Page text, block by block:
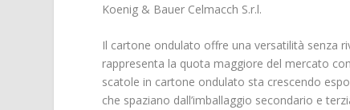
Koenig & Bauer Celmacch S.r.l.
Il cartone ondulato offre una versatilità senza
rappresenta la quota maggiore del mercato
scatole in cartone ondulato sta crescendo
che spaziano dall’imballaggio secondario e